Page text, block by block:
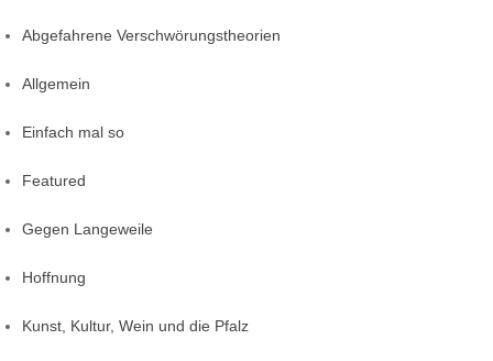
Abgefahrene Verschwörungstheorien
Allgemein
Einfach mal so
Featured
Gegen Langeweile
Hoffnung
Kunst, Kultur, Wein und die Pfalz